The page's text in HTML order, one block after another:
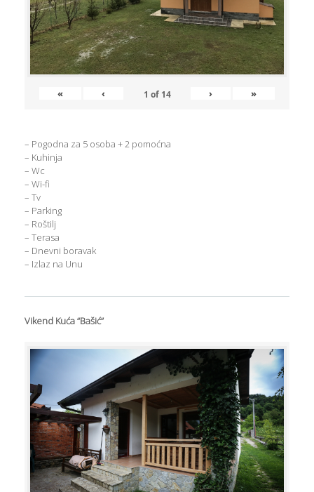
« ‹ 1 of 14 › »
– Pogodna za 5 osoba + 2 pomoćna
– Kuhinja
– Wc
– Wi-fi
– Tv
– Parking
– Roštilj
– Terasa
– Dnevni boravak
– Izlaz na Unu
Vikend Kuća “Bašić”